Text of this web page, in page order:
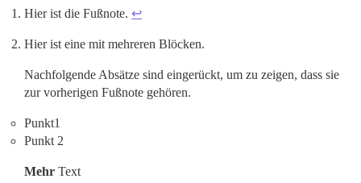
Hier ist die Fußnote. ↩︎
Hier ist eine mit mehreren Blöcken.
Nachfolgende Absätze sind eingerückt, um zu zeigen, dass sie
zur vorherigen Fußnote gehören.
Punkt1
Punkt 2
Mehr Text